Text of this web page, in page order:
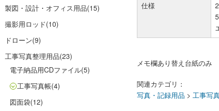
製図・設計・オフィス用品(15)
撮影用ロッド(10)
ドローン(9)
工事写真整理用品(23)
電子納品用CDファイル(5)
工事写真帳(4)
図面袋(12)
仕様
メモ欄あり替え台紙のみ
関連カテゴリ：
写真・記録用品 > 工事写